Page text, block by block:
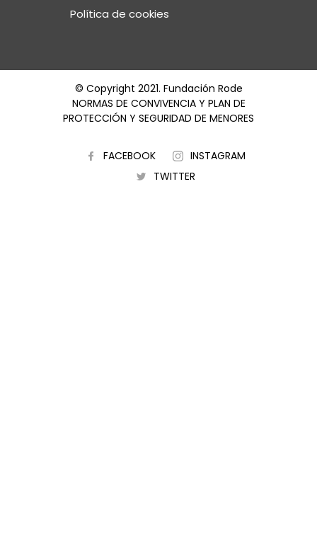
Política de cookies
© Copyright 2021. Fundación Rode
NORMAS DE CONVIVENCIA Y PLAN DE
PROTECCIÓN Y SEGURIDAD DE MENORES
FACEBOOK
INSTAGRAM
TWITTER